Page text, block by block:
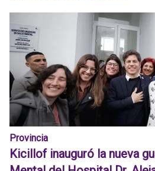
Provincia
Kicillof inauguró la nueva